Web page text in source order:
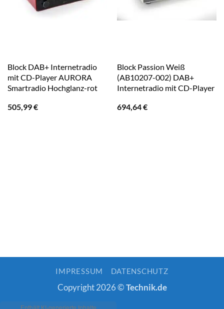
Block DAB+ Internetradio
mit CD-Player AURORA
Smartradio Hochglanz-rot
505,99€
Block Passion Weiß
(AB10207-002) DAB+
Internetradio mit CD-Player
694,64€
IMPRESSUM DATENSCHUTZ
Copyright 2026 ©Technik.de